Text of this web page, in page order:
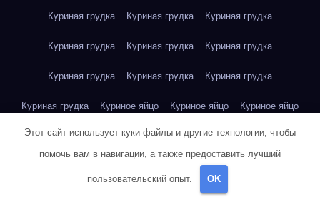
Куриная грудка Куриная грудка Куриная грудка
Куриная грудка Куриная грудка Куриная грудка
Куриная грудка Куриная грудка Куриная грудка
Куриная грудка Куриное яйцо Куриное яйцо Куриное яйцо
Куриное яйцо Куриное яйцо Куриное яйцо Куриное яйцо
Куриное яйцо
Курт Воннегут — Бойня номер пять
Этот сайт использует куки-файлы и другие технологии, чтобы
помочь вам в навигации, а также предоставить лучший
пользовательский опыт. OK